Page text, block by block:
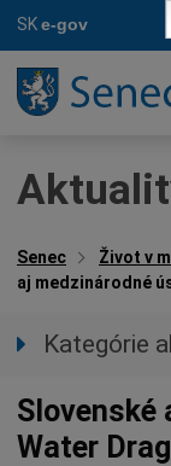
SKe-gov
Senec Život v
aj medzinárodné
Kategórie
Spravodajstvo
Parkovacia
Slovenské
Water